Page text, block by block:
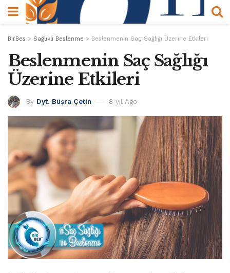
BirBes > Sağlıklı Beslenme > Beslenmenin Saç Sağlığı Üzerine Etkileri
Beslenmenin Saç Sağlığı
Üzerine Etkileri
By Dyt. Büşra Çetin 8 yıl Ago